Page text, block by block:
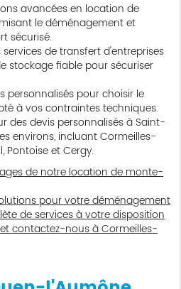
avancées en location de
le déménagement et
sécurisé.
de transfert d'entreprises
stockage fiable pour sécuriser
personnalisés pour choisir le
à vos contraintes techniques.
des devis personnalisés à Saint-
environs, incluant Cormeilles-
Pontoise et Cergy.
de notre location de monte-
pour votre déménagement
de services à votre disposition
contactez-nous à Cormeilles-